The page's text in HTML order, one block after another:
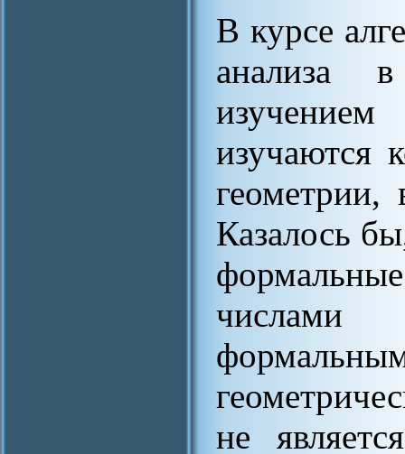
В курсе
анализа
изучаются
Казалось
числами
не